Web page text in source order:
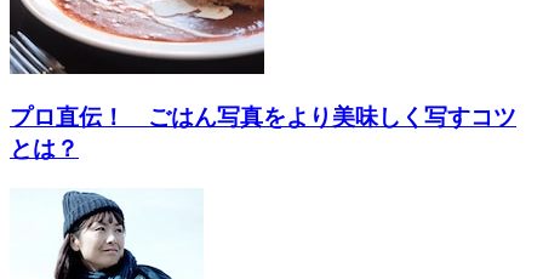
プロ直伝！ ごはん写真をより美味しく写すコツ
とは？